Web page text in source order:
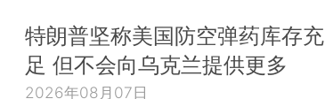
特朗普坚称美国防空弹药库存充
足 但不会向乌克兰提供更多
2026年08月07日